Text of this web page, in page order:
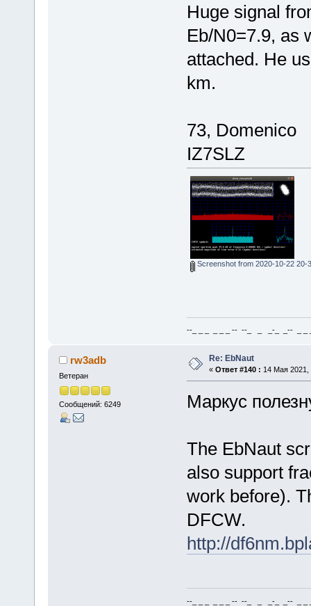
Huge signal
Eb/N0=7.9, as
attached. He
km.
73, Domenico
IZ7SLZ
Screenshot from 2020-10-22 20-
--_ _ _ _ _ _ -- --_ _ _-_ _-- _ _
rw3adb
Ветеран
Сообщений: 6249
Re: EbNaut
« Ответ #140 : 14 Мая 2021,
Маркус
The EbNaut
also support
work before).
DFCW.
http://
--_ _ _ _ _ _ -- --_ _ _-_ _-- _ _